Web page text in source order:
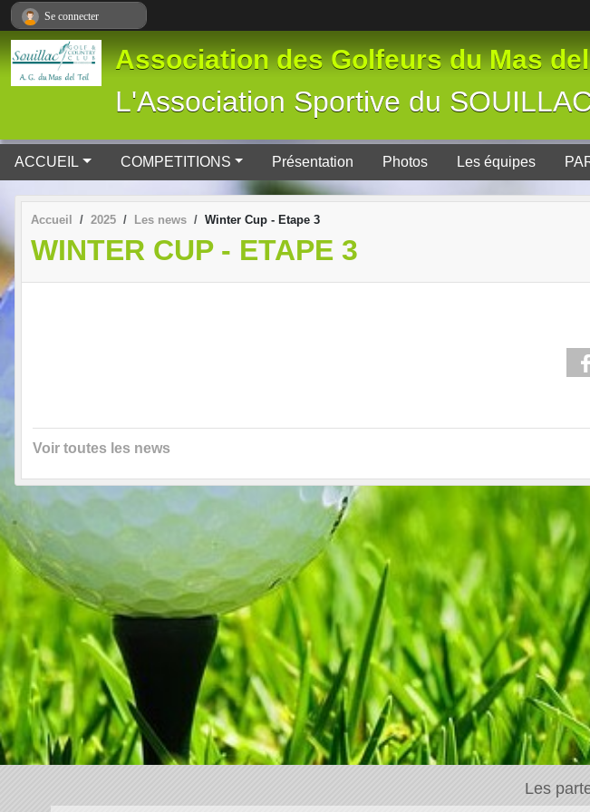
Association des Golfeurs du Mas
L'Association Sportive du
ACCUEIL COMPETITIONS Présentation Photos Les équipes
Accueil 2025 Les news Winter Cup - Etape 3
WINTER CUP - ETAPE 3
Voir toutes les news
Les
Se connecter
Panneau de gestion des cookies